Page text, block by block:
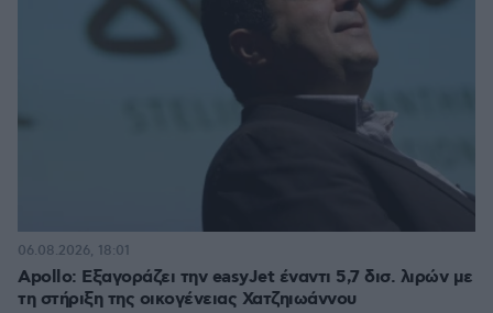
Apollo: Εξαγοράζει την easyJet έναντι 5,7 δισ. λιρών με
τη στήριξη της οικογένειας Χατζηιωάννου
06.08.2026, 18:01